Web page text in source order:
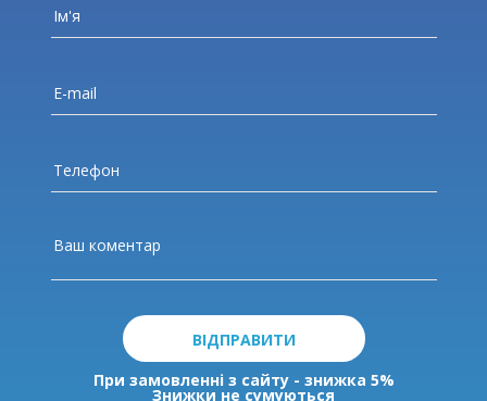
ВІДПРАВИТИ
При замовленні з сайту - знижка 5%
Знижки не сумуються